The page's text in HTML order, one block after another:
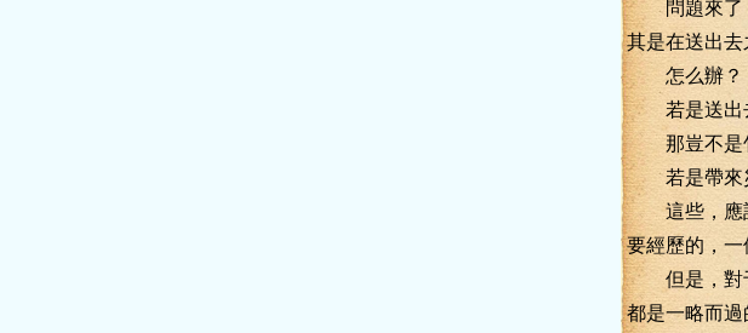
問題來了，
其是在送出去
怎么辦？
若是送出去
那豈不是竹
若是帶來
這些，應該
要經歷的，一
但是，對于
都是一略而